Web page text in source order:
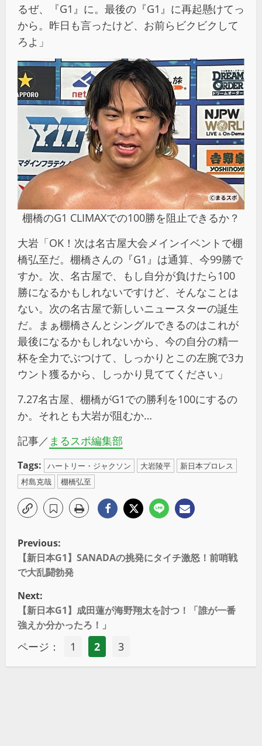
るぜ、『G1』に。最後の『G1』に再起懸けてっ
から。昨日も言ったけど、お前らビクビクして
ろよ」
棚橋のG1 CLIMAXでの100勝を阻止できるか？
大岩「OK！次は名古屋大会メインイベントで棚
橋弘至だ。棚橋さんの『G1』は通算、今99勝で
すか。次、名古屋で、もし自分が負けたら100
勝になるかもしれないですけど、そんなことは
ない。次の名古屋で新しいニュースターの誕生
だ。まぁ棚橋さんとシングルできるのはこれが
最後になるかもしれないから、今の自分の精一
杯を全力でぶつけて、しっかりとこの左腕で3カ
ウント獲るから、しっかり見ててください」
7.27名古屋、棚橋がG1での勝利を100にするの
か。それとも大岩が阻むか…
記事／ まるスポ編集部
Tags: ハートリー・ジャクソン 大岩陵平
新日本プロレス
村島克哉
棚橋弘至
Previous:
【新日本G1】SANADAの挑発にタイチ激怒！前哨戦
で大乱闘勃発
Next:
【新日本G1】成田蓮が海野翔太を討つ！「誰が一番
強えか分かったろ！」
ページ： 1 2 3